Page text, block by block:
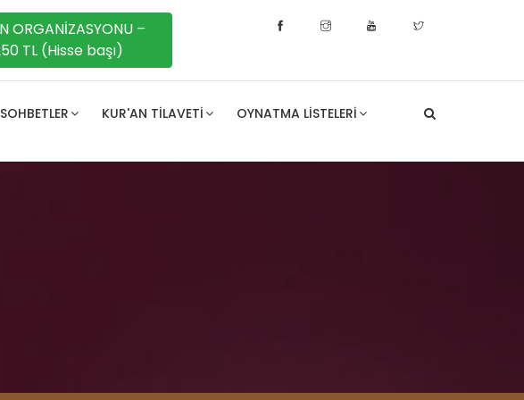
ORGANİZASYONU –
TL (Hisse başı)
KUR'AN TILAVETI OYNATMA LISTELERI